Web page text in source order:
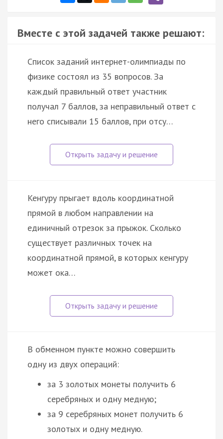
Вместе с этой задачей также решают:
Список заданий интернет-олимпиады по
физике состоял из 35 вопросов. За
каждый правильный ответ участник
получал 7 баллов, за неправильный ответ с
него списывали 15 баллов, при отсу…
Кенгуру прыгает вдоль координатной
прямой в любом направлении на
единичный отрезок за прыжок. Сколько
существует различных точек на
координатной прямой, в которых кенгуру
может ока…
В обменном пункте можно совершить
одну из двух операций:
за 3 золотых монеты получить 6
серебряных и одну медную;
за 9 серебряных монет получить 6
золотых и одну медную.